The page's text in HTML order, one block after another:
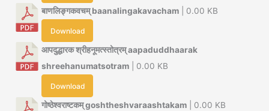
बाणलिङ्गकवचम् baanalingakavacham | 0.00 KB
Download
आपदुद्धारक श्रीहनूमत्स्तोत्रम् aapaduddhaarak
shreehanumatsotram | 0.00 KB
Download
गोष्ठेश्वराष्टकम् goshtheshvaraashtakam | 0.00 KB